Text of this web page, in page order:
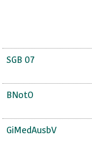
SGB 07
BNotO
GiMedAusbV